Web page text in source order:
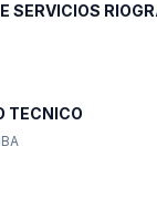
SERVICIOS
TECNICO